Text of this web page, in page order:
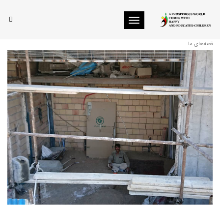
Toggle navigation
چای کارگری
قصه‌های ما